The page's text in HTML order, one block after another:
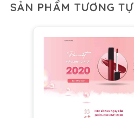
SẢN PHẨM TƯƠNG TỰ